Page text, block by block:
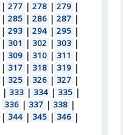
| 277 | 278 | 279 |
| 285 | 286 | 287 |
| 293 | 294 | 295 |
| 301 | 302 | 303 |
| 309 | 310 | 311 |
| 317 | 318 | 319 |
| 325 | 326 | 327 |
| 333 | 334 | 335 |
336 | 337 | 338 |
| 344 | 345 | 346 |